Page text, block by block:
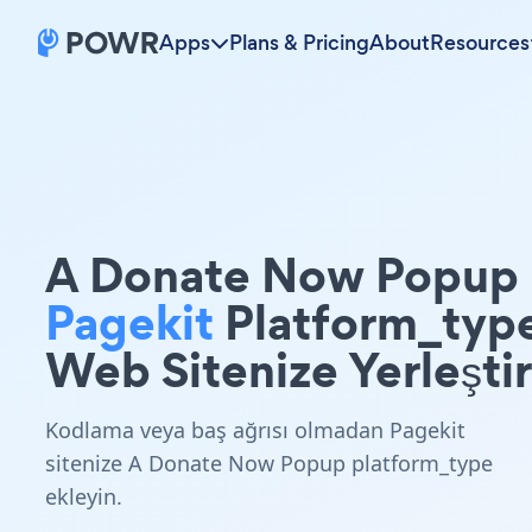
Apps Plans & PricingAboutResources
A Donate Now Popup
Pagekit
Web Sitenize
Kodlama veya baş ağrısı olmadan Pagekit
sitenize A Donate Now Popup platform_type
ekleyin.